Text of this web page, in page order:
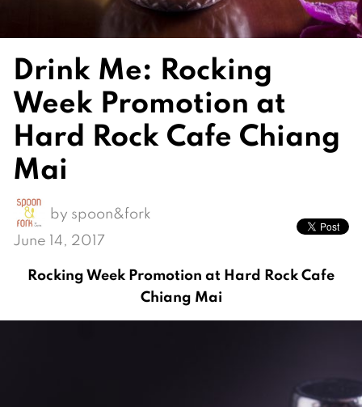
Drink Me: Rocking
Week Promotion at
Hard Rock Cafe Chiang
Mai
by spoon&fork
June 14, 2017
Rocking Week Promotion at Hard Rock Cafe
Chiang Mai